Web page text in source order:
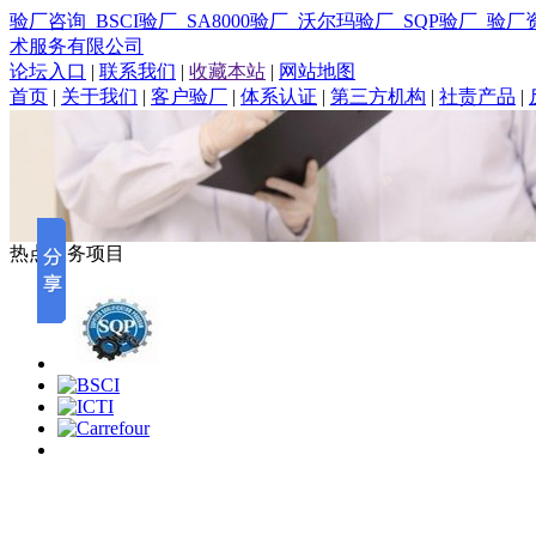
验厂咨询_BSCI验厂_SA8000验厂_沃尔玛验厂_SQP验厂_验
术服务有限公司
论坛入口 | 联系我们 | 收藏本站 | 网站地图
首页 | 关于我们 | 客户验厂 | 体系认证 | 第三方机构 | 社责产品 |
热点服务项目